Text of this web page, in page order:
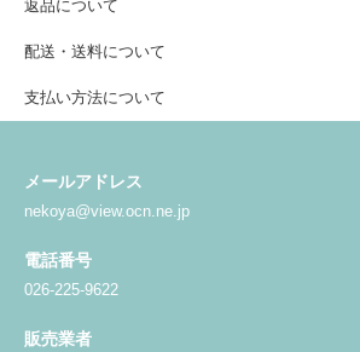
返品について
配送・送料について
支払い方法について
メールアドレス
nekoya@view.ocn.ne.jp
電話番号
026-225-9622
販売業者